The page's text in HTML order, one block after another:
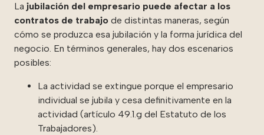
La jubilación del empresario puede afectar a los
contratos de trabajo de distintas maneras, según
cómo se produzca esa jubilación y la forma jurídica del
negocio. En términos generales, hay dos escenarios
posibles:
La actividad se extingue porque el empresario
individual se jubila y cesa definitivamente en la
actividad (artículo 49.1.g del Estatuto de los
Trabajadores).